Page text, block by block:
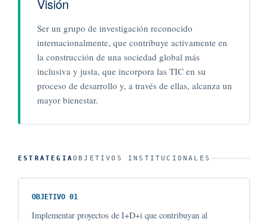
Visión
Ser un grupo de investigación reconocido
internacionalmente, que contribuye activamente en
la construcción de una sociedad global más
inclusiva y justa, que incorpora las TIC en su
proceso de desarrollo y, a través de ellas, alcanza un
mayor bienestar.
ESTRATEGIAOBJETIVOS INSTITUCIONALES
OBJETIVO 01
Implementar proyectos de I+D+i que contribuyan al